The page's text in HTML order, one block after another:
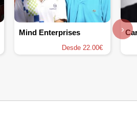
Mind Enterprises
Desde 22.00€
›